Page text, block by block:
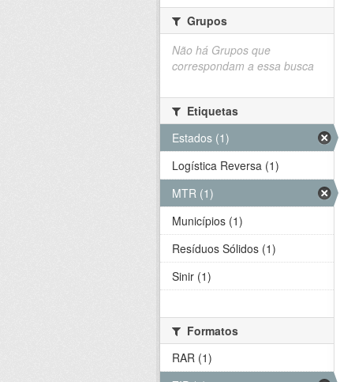
Grupos
Não há Grupos que
correspondam a essa busca
Etiquetas
Estados (1)
Logística Reversa (1)
MTR (1)
Municípios (1)
Resíduos Sólidos (1)
Sinir (1)
Formatos
RAR (1)